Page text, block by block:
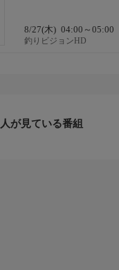
8/27(木) 04:00～05:00
釣りビジョンHD
が見ている番組